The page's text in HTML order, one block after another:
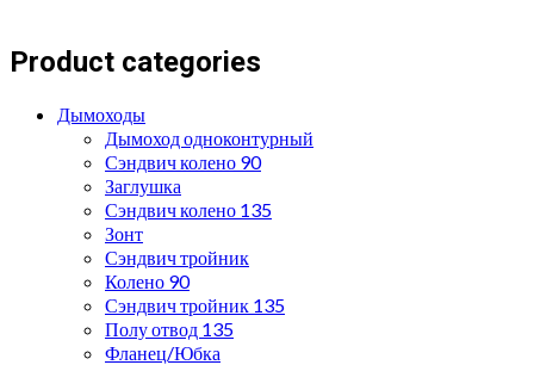
Product categories
Дымоходы
Дымоход одноконтурный
Сэндвич колено 90
Заглушка
Сэндвич колено 135
Зонт
Сэндвич тройник
Колено 90
Сэндвич тройник 135
Полу отвод 135
Фланец/Юбка